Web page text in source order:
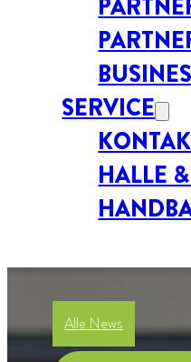
SERVICE
HALLE
Alle News